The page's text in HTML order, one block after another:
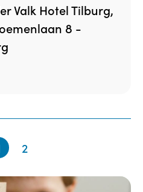
Valk Hotel Tilburg,
8 -
2